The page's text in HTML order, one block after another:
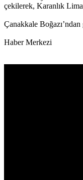
çekilerek, Karanlık
Çanakkale
Haber Merkezi